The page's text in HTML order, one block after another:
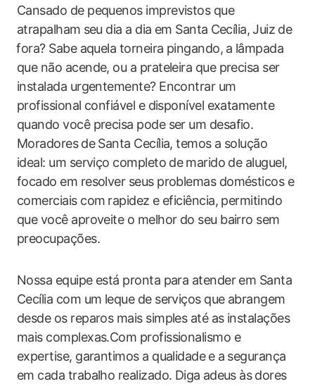
Cansado de pequenos imprevistos que⁤
atrapalham⁣ seu dia a dia em‌ Santa⁤ Cecília, ⁣Juiz​ de
⁤fora? Sabe aquela torneira pingando, a⁢ lâmpada​
que não acende, ou a prateleira que precisa ser
instalada urgentemente? ‌Encontrar um
profissional confiável e disponível exatamente
quando você precisa pode ser um desafio.
Moradores ⁢de Santa Cecília, temos a solução
ideal: um serviço completo de ⁤marido de aluguel,
focado em resolver seus problemas domésticos e
comerciais com ⁤rapidez e eficiência, permitindo
que você aproveite o melhor do seu bairro sem
preocupações.
Nossa equipe está pronta para atender em Santa
Cecília com um leque de serviços que abrangem​
desde os ‌reparos‌ mais simples até as instalações
mais complexas.Com profissionalismo e
expertise, garantimos a qualidade⁣ e a ⁢segurança
em cada trabalho realizado. ‍Diga ⁣adeus às⁤ dores